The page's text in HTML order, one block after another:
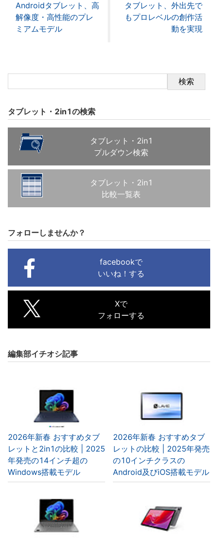
Androidタブレット、高
解像度・高性能のプレ
ミアムモデル
タブレット、外出先で
もプロレベルの創作活
動を実現
検索
タブレット・2in1の検索
タブレット・2in1
プルダウン検索
タブレット・2in1
比較一覧表
フォローしませんか？
facebookで
いいね！する
Xで
フォローする
編集部イチオシ記事
2026年新春 おすすめタブ
レットと2in1の比較 | 2025
年発売の14インチ超の
Windows搭載モデル
2026年新春 おすすめタブ
レットの比較 | 2025年発売
の10インチクラスの
Android及びiOS搭載モデル